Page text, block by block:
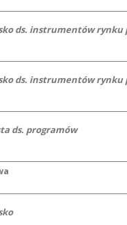
ds. instrumentów rynku
ds. instrumentów rynku
ds. programów